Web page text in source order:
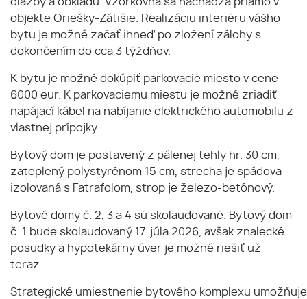
objekte Oriešky-Zátišie. Realizáciu interiéru vášho
bytu je možné začať ihneď po zložení zálohy s
dokončením do cca 3 týždňov.
K bytu je možné dokúpiť parkovacie miesto v cene
6000 eur. K parkovaciemu miestu je možné zriadiť
napájací kábel na nabíjanie elektrického automobilu z
vlastnej prípojky.
Bytový dom je postavený z pálenej tehly hr. 30 cm,
zateplený polystyrénom 15 cm, strecha je spádova
izolovaná s Fatrafolom, strop je železo-betónový.
Bytové domy č. 2, 3 a 4 sú skolaudované. Bytový dom
č. 1 bude skolaudovaný 17. júla 2026, avšak znalecké
posudky a hypotekárny úver je možné riešiť už
teraz.
Strategické umiestnenie bytového komplexu umožňuje